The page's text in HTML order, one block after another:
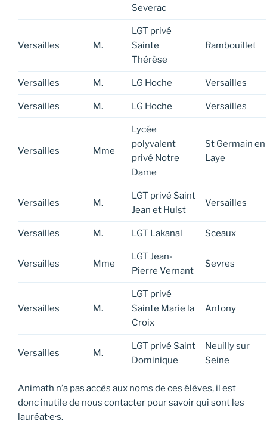
Severac
Versailles M.
LGT privé
Sainte
Thérèse
Rambouillet
Versailles M. LG Hoche Versailles
Versailles M. LG Hoche Versailles
Versailles Mme
Lycée
polyvalent
privé Notre
Dame
St Germain en
Laye
Versailles M.
LGT privé Saint
Jean et Hulst
Versailles
Versailles M. LGT Lakanal Sceaux
Versailles Mme
LGT Jean-
Pierre Vernant
Sevres
Versailles M.
LGT privé
Sainte Marie la
Croix
Antony
Versailles M.
LGT privé Saint
Dominique
Neuilly sur
Seine
Animath n’a pas accès aux noms de ces élèves, il est
donc inutile de nous contacter pour savoir qui sont les
lauréat·e·s.